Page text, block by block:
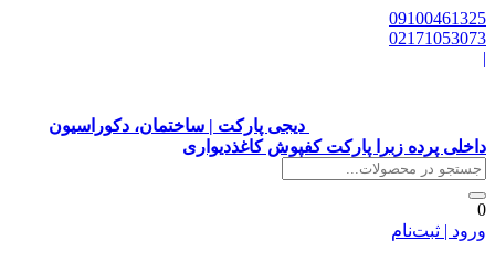
09100461325
02171053073
|
دیجی پارکت | ساختمان، دکوراسیون
داخلی پرده زبرا پارکت کفپوش کاغذدیواری
0
ورود | ثبت‌نام